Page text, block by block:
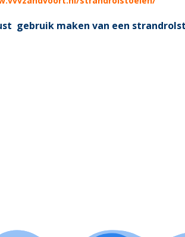
gebruik maken van een